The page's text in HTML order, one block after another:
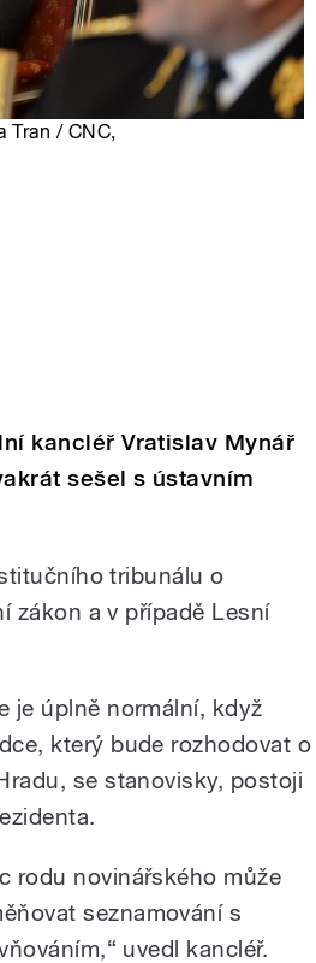
Tran / CNC,
kancléř Vratislav Mynář
sešel s ústavním
tribunálu o
zákon a v případě Lesní
je úplně normální, když
který bude rozhodovat o
se stanovisky, postoji
rodu novinářského může
seznamování s
uvedl kancléř.